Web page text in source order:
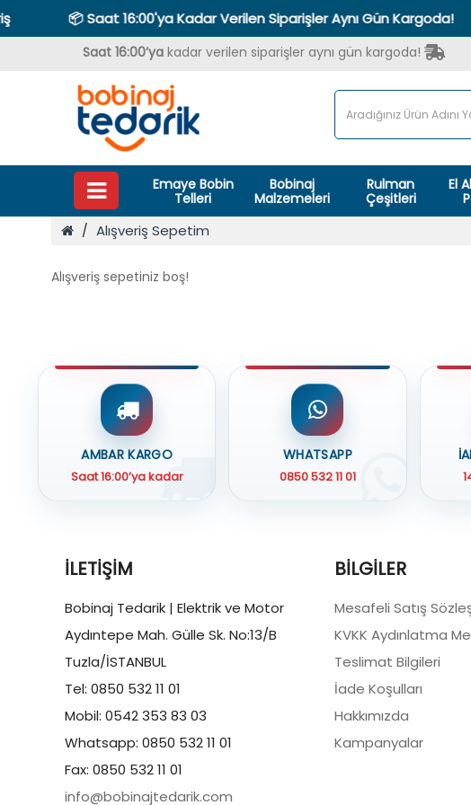
📦 Saat 16:00'ya Kadar Verilen Siparişler Aynı Gün Kargoda!
Saat 16:00’ya kadar verilen siparişler aynı gün kargoda!
Emaye Bobin
Telleri
Bobinaj
Malzemeleri
Rulman
Çeşitleri
El
Alışveriş Sepetim
Alışveriş sepetiniz boş!
AMBAR KARGO
Saat 16:00’ya kadar
WHATSAPP
0850 532 11 01
İLETIŞIM
Bobinaj Tedarik | Elektrik ve Motor
Aydıntepe Mah. Gülle Sk. No:13/B
Tuzla/İSTANBUL
Tel: 0850 532 11 01
Mobil: 0542 353 83 03
Whatsapp: 0850 532 11 01
Fax: 0850 532 11 01
info@bobinajtedarik.com
BILGILER
Mesafeli Satış
KVKK Aydınlatma
Teslimat Bilgileri
İade Koşulları
Hakkımızda
Kampanyalar